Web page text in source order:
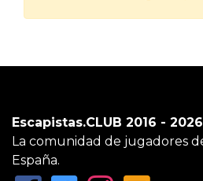
Escapistas.CLUB 2016 - 2026
La comunidad de jugadores
España.